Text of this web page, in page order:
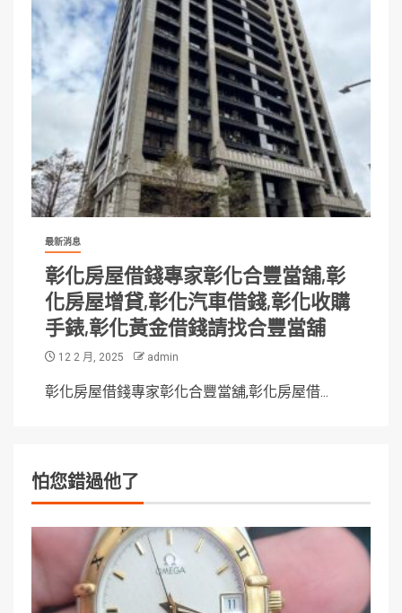
最新消息
彰化房屋借錢專家彰化合豐當舖,彰
化房屋增貸,彰化汽車借錢,彰化收購
手錶,彰化黃金借錢請找合豐當舖
12 2 月, 2025 admin
彰化房屋借錢專家彰化合豐當舖,彰化房屋借...
怕您錯過他了